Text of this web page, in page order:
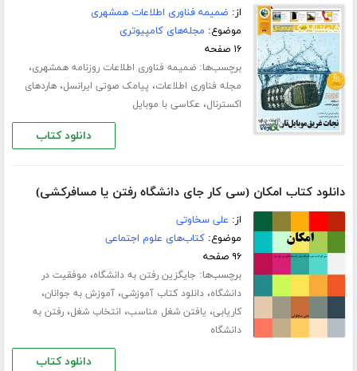
از: ضمیمه فناوری اطلاعات همشهری
موضوع: مجله‌های کامپیوتری
۱۶ صفحه
برچسب‌ها:ضمیمه فناوری اطلاعات روزنامه همشهری،
مجله فناوری اطلاعات، پیامک صوتی ایرانسل،هاردهای
اکسترنال، عکاسی با موبایل
دانلود کتاب
دانلود کتاب امکان (سی کار جای دانشگاه رفتن یا مسافرکشی)
از: علی سخاوتی
موضوع:کتاب‌های علوم اجتماعی
۹۶ صفحه
برچسب‌ها: جایگزین رفتن به دانشگاه، موفقیت در
دانشگاه،دانلود کتاب آموزشی،آموزش به جوانان،
کاریابی، یافتن شغل مناسب، انتخاب شغل،رفتن به
دانشگاه
دانلود کتاب